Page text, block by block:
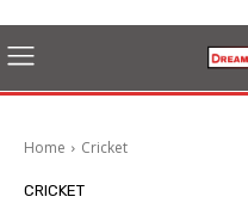
Home Cricket
CRICKET